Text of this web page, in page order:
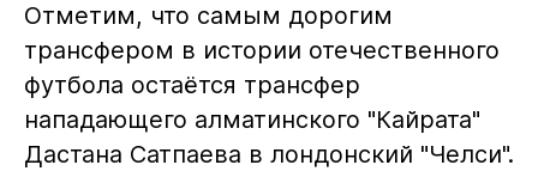
Отметим, что самым дорогим
трансфером в истории отечественного
футбола остаётся трансфер
нападающего алматинского "Кайрата"
Дастана Сатпаева в лондонский "Челси".